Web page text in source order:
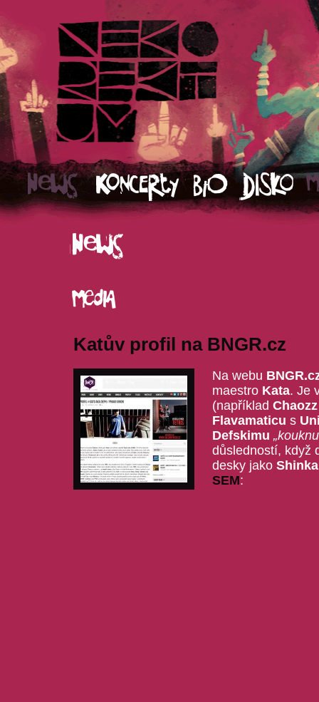
Katův profil na BNGR.cz
Na webu
maestro Kata. Je
(například Chaozz
Flavamaticu s
Defskimu
důsledností, když
desky jako
SEM: